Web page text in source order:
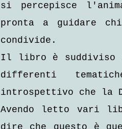
si percepisce
pronta a guidare
condivide.
Il libro è suddiviso
differenti
introspettivo che la
Avendo letto vari